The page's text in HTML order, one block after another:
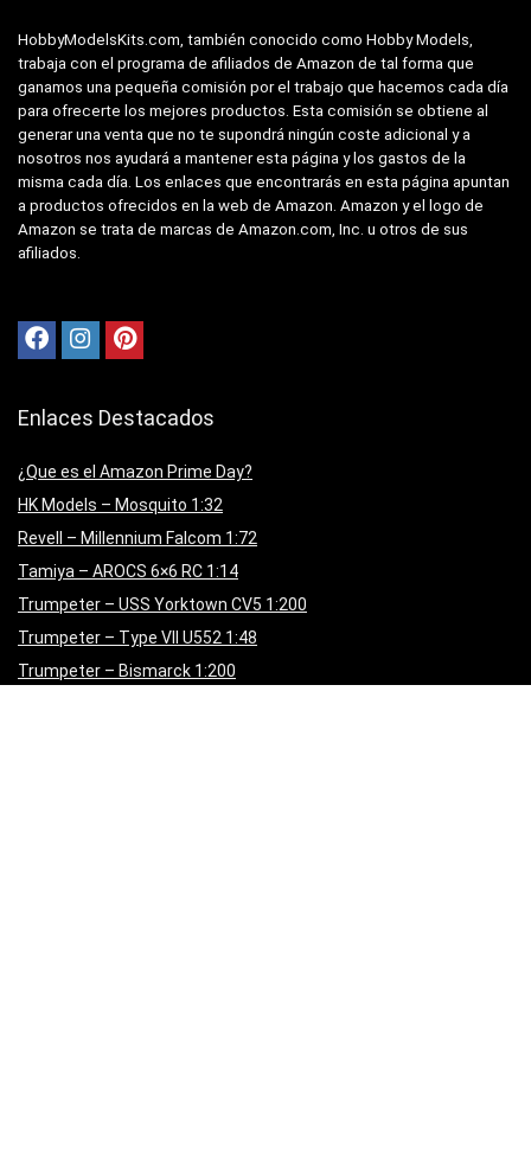
HobbyModelsKits.com, también conocido como Hobby Models,
trabaja con el programa de afiliados de Amazon de tal forma que
ganamos una pequeña comisión por el trabajo que hacemos cada día
para ofrecerte los mejores productos. Esta comisión se obtiene al
generar una venta que no te supondrá ningún coste adicional y a
nosotros nos ayudará a mantener esta página y los gastos de la
misma cada día. Los enlaces que encontrarás en esta página apuntan
a productos ofrecidos en la web de Amazon. Amazon y el logo de
Amazon se trata de marcas de Amazon.com, Inc. u otros de sus
afiliados.
Enlaces Destacados
¿Que es el Amazon Prime Day?
HK Models – Mosquito 1:32
Revell – Millennium Falcom 1:72
Tamiya – AROCS 6×6 RC 1:14
Trumpeter – USS Yorktown CV5 1:200
Trumpeter – Type VII U552 1:48
Trumpeter – Bismarck 1:200